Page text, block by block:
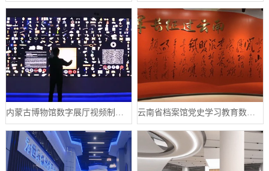
内蒙古博物馆数字展厅视频制作宣传片案例 云南省档案馆党史学习教育数字展厅案例